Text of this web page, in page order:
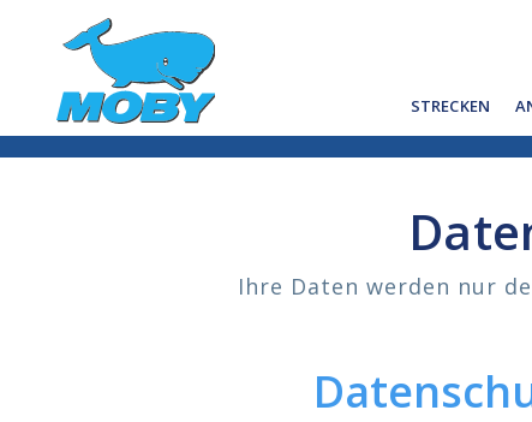
STRECKEN
Ihre Daten werden nur